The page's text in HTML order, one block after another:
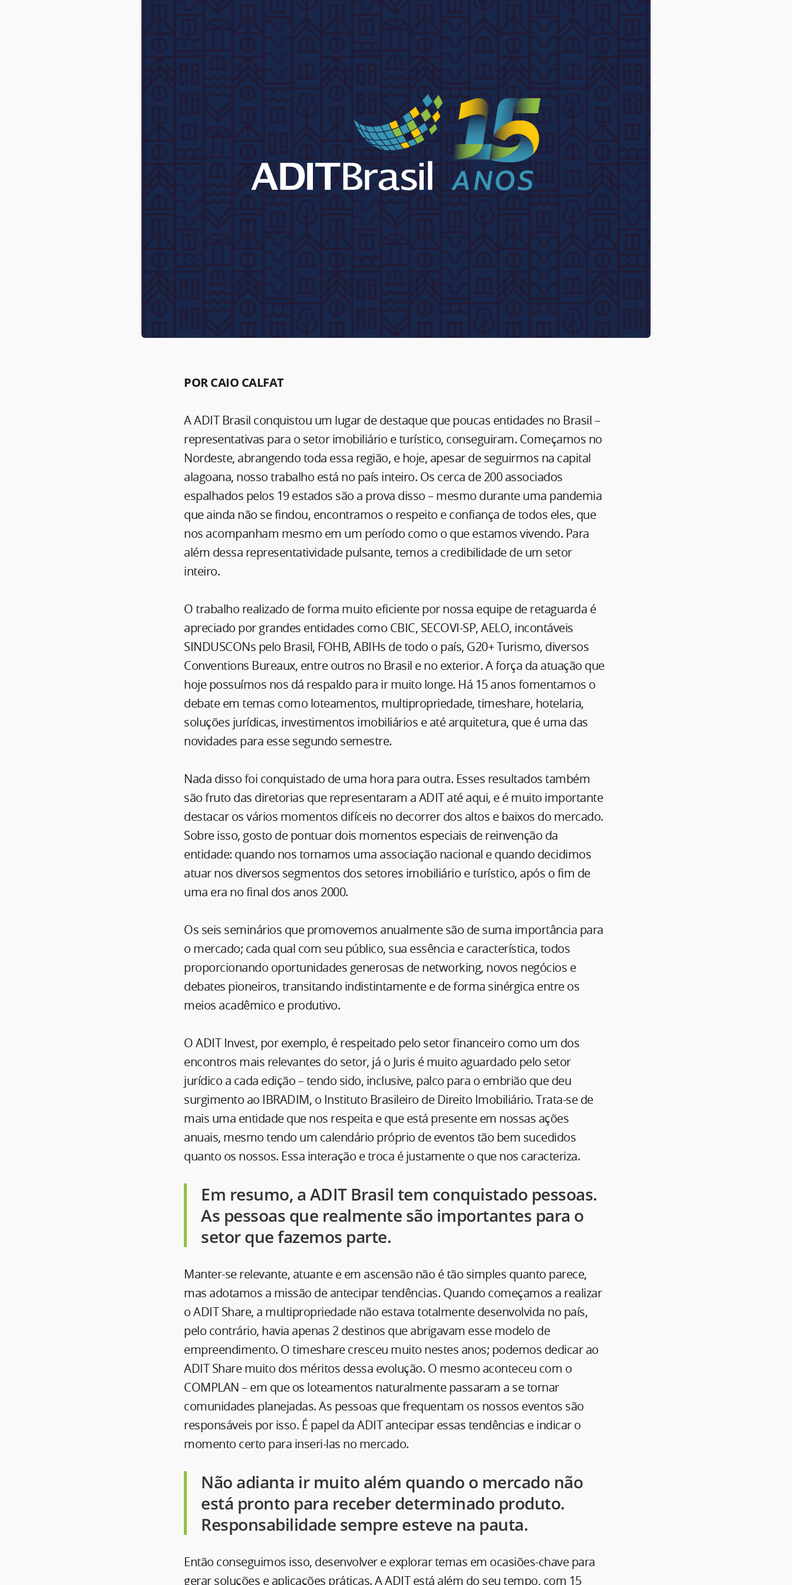
POR CAIO CALFAT
A ADIT Brasil conquistou um lugar de destaque que poucas entidades no Brasil –
representativas para o setor imobiliário e turístico, conseguiram. Começamos no
Nordeste, abrangendo toda essa região, e hoje, apesar de seguirmos na capital
alagoana, nosso trabalho está no país inteiro. Os cerca de 200 associados
espalhados pelos 19 estados são a prova disso – mesmo durante uma pandemia
que ainda não se findou, encontramos o respeito e confiança de todos eles, que
nos acompanham mesmo em um período como o que estamos vivendo. Para
além dessa representatividade pulsante, temos a credibilidade de um setor
inteiro.
O trabalho realizado de forma muito eficiente por nossa equipe de retaguarda é
apreciado por grandes entidades como CBIC, SECOVI-SP, AELO, incontáveis
SINDUSCONs pelo Brasil, FOHB, ABIHs de todo o país, G20+ Turismo, diversos
Conventions Bureaux, entre outros no Brasil e no exterior. A força da atuação que
hoje possuímos nos dá respaldo para ir muito longe. Há 15 anos fomentamos o
debate em temas como loteamentos, multipropriedade, timeshare, hotelaria,
soluções jurídicas, investimentos imobiliários e até arquitetura, que é uma das
novidades para esse segundo semestre.
Nada disso foi conquistado de uma hora para outra. Esses resultados também
são fruto das diretorias que representaram a ADIT até aqui, e é muito importante
destacar os vários momentos difíceis no decorrer dos altos e baixos do mercado.
Sobre isso, gosto de pontuar dois momentos especiais de reinvenção da
entidade: quando nos tornamos uma associação nacional e quando decidimos
atuar nos diversos segmentos dos setores imobiliário e turístico, após o fim de
uma era no final dos anos 2000.
Os seis seminários que promovemos anualmente são de suma importância para
o mercado; cada qual com seu público, sua essência e característica, todos
proporcionando oportunidades generosas de networking, novos negócios e
debates pioneiros, transitando indistintamente e de forma sinérgica entre os
meios acadêmico e produtivo.
O ADIT Invest, por exemplo, é respeitado pelo setor financeiro como um dos
encontros mais relevantes do setor, já o Juris é muito aguardado pelo setor
jurídico a cada edição – tendo sido, inclusive, palco para o embrião que deu
surgimento ao IBRADIM, o Instituto Brasileiro de Direito Imobiliário. Trata-se de
mais uma entidade que nos respeita e que está presente em nossas ações
anuais, mesmo tendo um calendário próprio de eventos tão bem sucedidos
quanto os nossos. Essa interação e troca é justamente o que nos caracteriza.
Em resumo, a ADIT Brasil tem conquistado pessoas.
As pessoas que realmente são importantes para o
setor que fazemos parte.
Manter-se relevante, atuante e em ascensão não é tão simples quanto parece,
mas adotamos a missão de antecipar tendências. Quando começamos a realizar
o ADIT Share, a multipropriedade não estava totalmente desenvolvida no país,
pelo contrário, havia apenas 2 destinos que abrigavam esse modelo de
empreendimento. O timeshare cresceu muito nestes anos; podemos dedicar ao
ADIT Share muito dos méritos dessa evolução. O mesmo aconteceu com o
COMPLAN – em que os loteamentos naturalmente passaram a se tornar
comunidades planejadas. As pessoas que frequentam os nossos eventos são
responsáveis por isso. É papel da ADIT antecipar essas tendências e indicar o
momento certo para inseri-las no mercado.
Não adianta ir muito além quando o mercado não
está pronto para receber determinado produto.
Responsabilidade sempre esteve na pauta.
Então conseguimos isso, desenvolver e explorar temas em ocasiões-chave para
gerar soluções e aplicações práticas. A ADIT está além do seu tempo, com 15